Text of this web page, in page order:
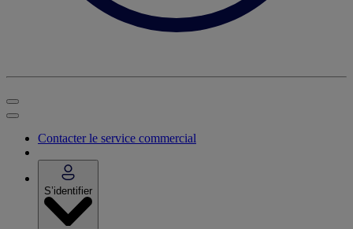
Contacter le service commercial
S’identifier